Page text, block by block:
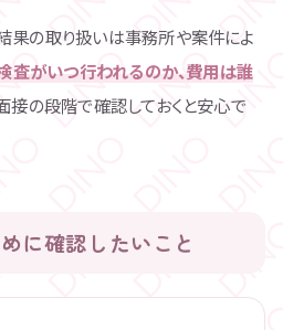
果の取り扱いは事務所や案件によ
査がいつ行われるのか、費用は誰
接の段階で確認しておくと安心で
に確認したいこと